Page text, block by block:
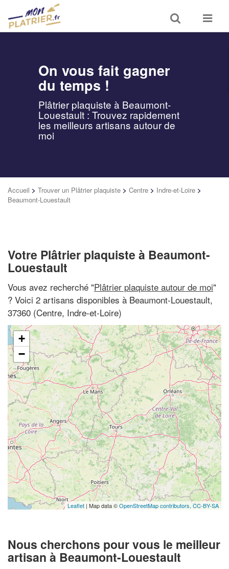
Toggle
search
Toggle
On vous fait gagner
du temps !
Plâtrier plaquiste à Beaumont-
Louestault : Trouvez rapidement
les meilleurs artisans autour de
moi
Accueil > Trouver un Plâtrier plaquiste > Centre > Indre-et-Loire >
Beaumont-Louestault
Votre Plâtrier plaquiste à Beaumont-
Louestault
Vous avez recherché "Plâtrier plaquiste autour de moi"
? Voici 2 artisans disponibles à Beaumont-Louestault,
37360 (Centre, Indre-et-Loire)
+
−
Leaflet | Map data ©OpenStreetMap contributors, CC-BY-SA
Nous cherchons pour vous le meilleur
artisan à Beaumont-Louestault